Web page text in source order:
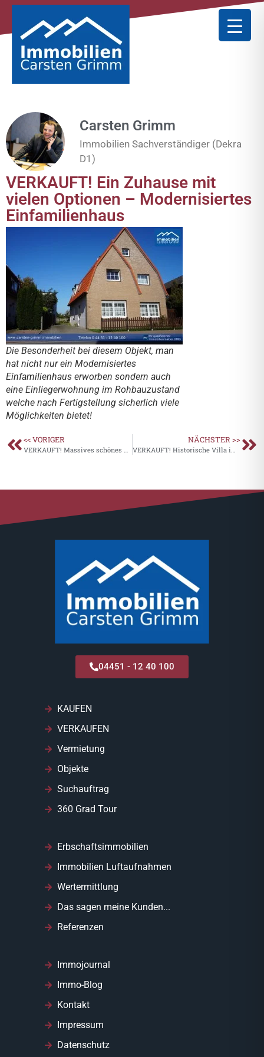
Carsten Grimm
Immobilien Sachverständiger (Dekra
D1)
VERKAUFT! Ein Zuhause mit
vielen Optionen – Modernisiertes
Einfamilienhaus
Die Besonderheit bei diesem Objekt, man
hat nicht nur ein Modernisiertes
Einfamilienhaus erworben sondern auch
eine Einliegerwohnung im Rohbauzustand
welche nach Fertigstellung sicherlich viele
Möglichkeiten bietet!
<< VORIGER
VERKAUFT! Massives schönes Einfamilienhaus mit Doppelgarage und seperater Haushälfte
NÄCHSTER >>
VERKAUFT! Historische Villa im Dornröschenschlaf
04451 - 12 40 100
KAUFEN
VERKAUFEN
Vermietung
Objekte
Suchauftrag
360 Grad Tour
Erbschaftsimmobilien
Immobilien Luftaufnahmen
Wertermittlung
Das sagen meine Kunden...
Referenzen
Immojournal
Immo-Blog
Kontakt
Impressum
Datenschutz